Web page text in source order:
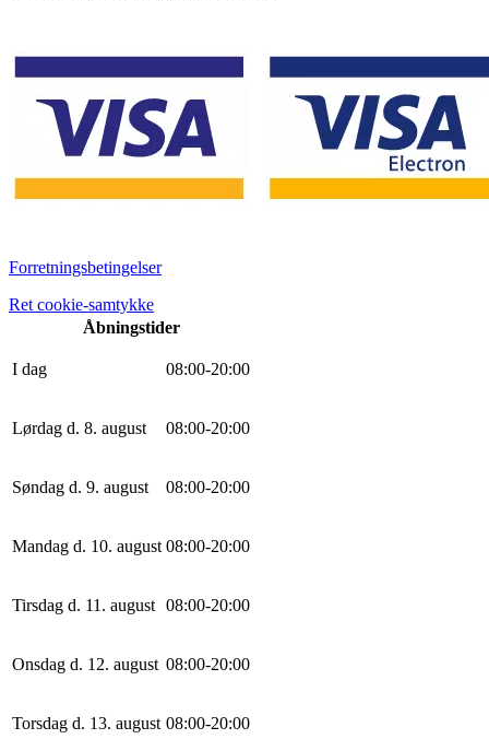
Forretningsbetingelser
Ret cookie-samtykke
Åbningstider
I dag 08:00-20:00
Lørdag d. 8. august 08:00-20:00
Søndag d. 9. august 08:00-20:00
Mandag d. 10. august 08:00-20:00
Tirsdag d. 11. august 08:00-20:00
Onsdag d. 12. august 08:00-20:00
Torsdag d. 13. august 08:00-20:00